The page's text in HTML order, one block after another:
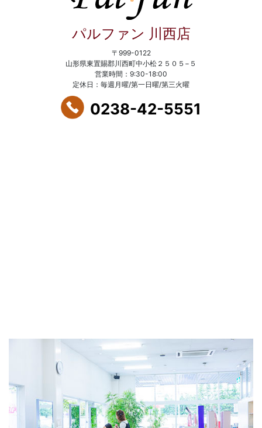
パルファン 川西店
〒999-0122
山形県東置賜郡川西町中小松２５０５−５
営業時間：9:30-18:00
定休日：毎週月曜/第一日曜/第三火曜
0238-42-5551